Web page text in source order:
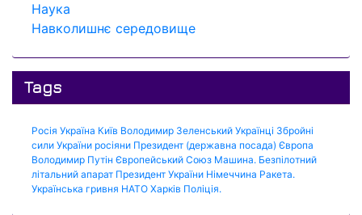
Наука
Навколишнє середовище
Tags
Росія Україна Київ Володимир Зеленський Українці Збройні
сили України росіяни Президент (державна посада) Європа
Володимир Путін Європейський Союз Машина. Безпілотний
літальний апарат Президент України Німеччина Ракета.
Українська гривня НАТО Харків Поліція.